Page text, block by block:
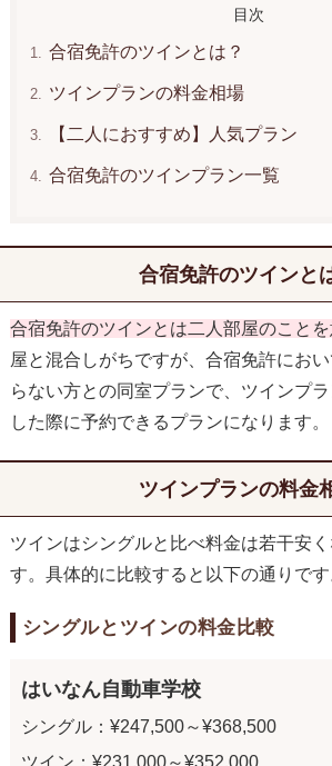
合宿免許のツインとは？
ツインプランの料金相場
【二人におすすめ】人気プラン
合宿免許のツインプラン一覧
合宿免許のツインと
合宿免許のツインとは二人部屋のことを
屋と混合しがちですが、合宿免許にお
らない方との同室プランで、ツインプ
した際に予約できるプランになります。
ツインプランの料金
ツインはシングルと比べ料金は若干安
す。具体的に比較すると以下の通りです
シングルとツインの料金比較
はいなん自動車学校
シングル：¥247,500～¥368,500